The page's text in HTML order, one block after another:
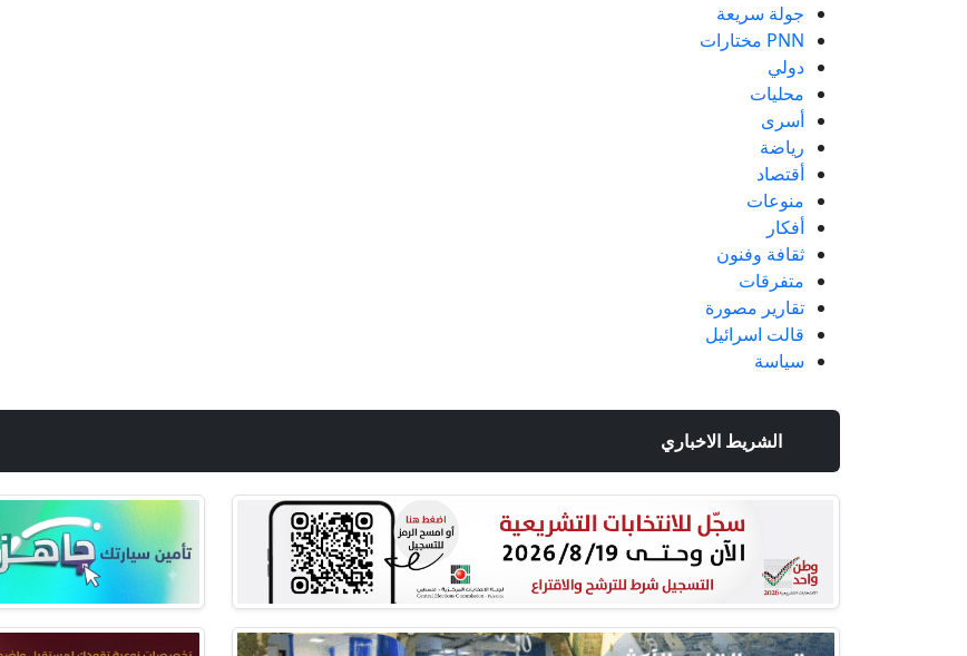
جولة سريعة
PNN مختارات
دولي
محليات
أسرى
رياضة
أقتصاد
منوعات
أفكار
ثقافة وفنون
متفرقات
تقارير مصورة
قالت اسرائيل
سياسة
الشريط الاخباري